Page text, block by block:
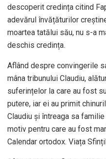
descoperit credința citind
adevărul învățăturilor
moartea tatălui său, nu s-a
deschis credința.
Aflând despre convingerile
mâna tribunului Claudiu,
suferințelor la care au fost
putere, iar ei au primit
Claudiu și întreaga sa
motiv pentru care au fost
Calendar ortodox. Viața